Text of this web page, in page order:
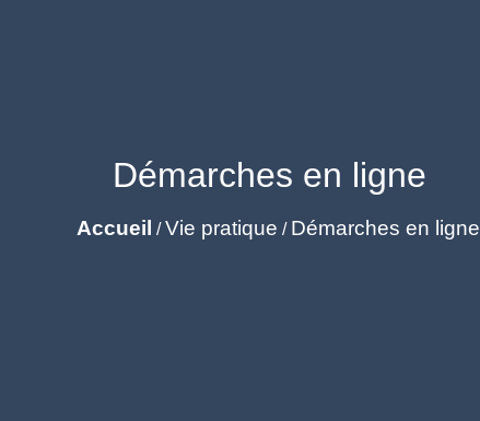
Démarches en ligne
Accueil /Vie pratique / Démarches en ligne